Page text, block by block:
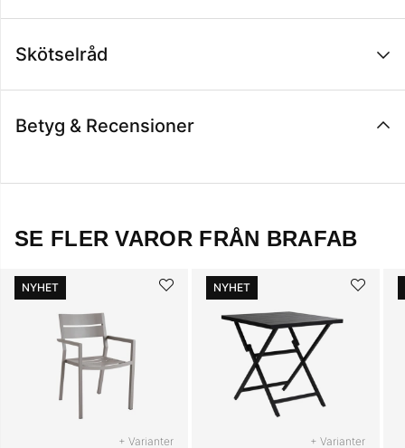
Skötselråd
Betyg & Recensioner
SE FLER VAROR FRÅN BRAFAB
NYHET
+ Varianter
NYHET
+ Varianter